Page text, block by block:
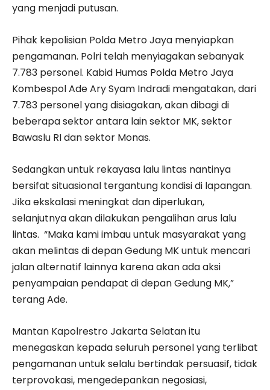
yang menjadi putusan.
Pihak kepolisian Polda Metro Jaya menyiapkan
pengamanan. Polri telah menyiagakan sebanyak
7.783 personel. Kabid Humas Polda Metro Jaya
Kombespol Ade Ary Syam Indradi mengatakan, dari
7.783 personel yang disiagakan, akan dibagi di
beberapa sektor antara lain sektor MK, sektor
Bawaslu RI dan sektor Monas.
Sedangkan untuk rekayasa lalu lintas nantinya
bersifat situasional tergantung kondisi di lapangan.
Jika ekskalasi meningkat dan diperlukan,
selanjutnya akan dilakukan pengalihan arus lalu
lintas. “Maka kami imbau untuk masyarakat yang
akan melintas di depan Gedung MK untuk mencari
jalan alternatif lainnya karena akan ada aksi
penyampaian pendapat di depan Gedung MK,”
terang Ade.
Mantan Kapolrestro Jakarta Selatan itu
menegaskan kepada seluruh personel yang terlibat
pengamanan untuk selalu bertindak persuasif, tidak
terprovokasi, mengedepankan negosiasi,